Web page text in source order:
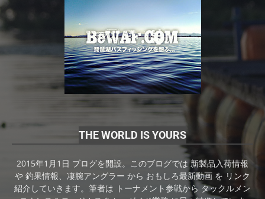
THE WORLD IS YOURS
2015年1月1日 ブログを開設。このブログでは 新製品入荷情報
や 釣果情報、凄腕アングラー から おもしろ最新動画 を リンク
紹介していきます。筆者は トーナメント参戦から タックルメン